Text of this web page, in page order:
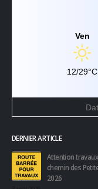
Ven
12/29°C
DERNIER ARTICLE
Attention travaux
chemin des
2026